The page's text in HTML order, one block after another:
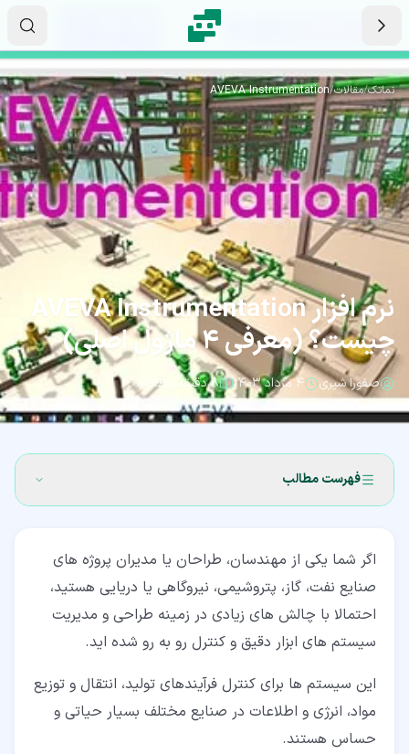
نماتک/مقالات/
AVEVA Instrumentation
نرم افزار AVEVA Instrumentation
چیست؟ (معرفی 4 ماژول اصلی)
صفورا شیری ۴ مرداد ۱۴۰۳ ۸ دقیقه مطالعه
فهرست مطالب
۲‏- معرفی محیط نرم افزار AVEVA Instrumentation
۳‏- ویژگی های نرم افزار AVEVA Instrumentation
۴‏- کاربرد نرم افزار AVEVA Instrumentation در صنایع
۵‏- معرفی ماژول های مختلف نرم افزار AVEVA
Instrumentation
۵‏-‏۱‏- ماژول Engineering Design Database (EDB)
اگر شما یکی از مهندسان، طراحان یا مدیران پروژه های
صنایع نفت، گاز، پتروشیمی، نیروگاهی یا دریایی هستید،
احتمالا با چالش های زیادی در زمینه طراحی و مدیریت
سیستم های ابزار دقیق و کنترل رو به رو شده اید.
این سیستم ها برای کنترل فرآیندهای تولید، انتقال و توزیع
مواد، انرژی و اطلاعات در صنایع مختلف بسیار حیاتی و
حساس هستند.